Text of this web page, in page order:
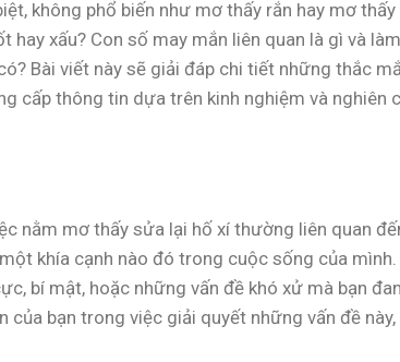
không phổ biến như mơ thấy rắn hay mơ thấy
xấu? Con số may mắn liên quan là gì và làm
Bài viết này sẽ giải đáp chi tiết những thắc
cấp thông tin dựa trên kinh nghiệm và nghiên
nằm mơ thấy sửa lại hố xí thường liên quan
khía cạnh nào đó trong cuộc sống của mình.
bí mật, hoặc những vấn đề khó xử mà bạn
bạn trong việc giải quyết những vấn đề này,